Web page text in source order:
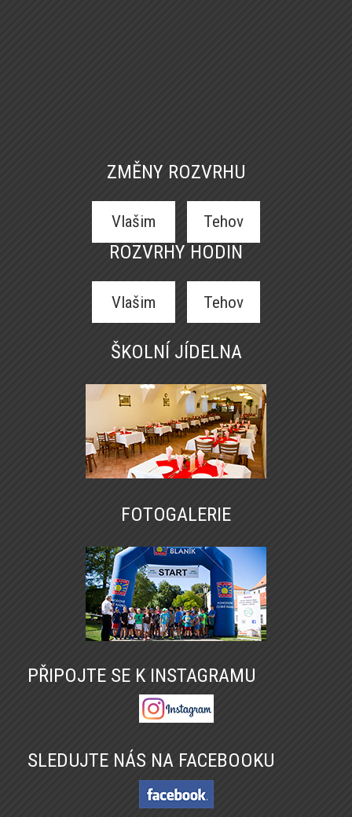
ZMĚNY ROZVRHU
Vlašim Tehov
ROZVRHY HODIN
Vlašim Tehov
ŠKOLNÍ JÍDELNA
FOTOGALERIE
PŘIPOJTE SE K INSTAGRAMU
SLEDUJTE NÁS NA FACEBOOKU